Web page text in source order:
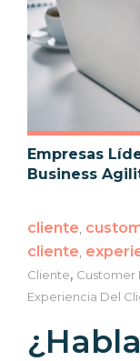
Empresas
Business
cliente
cliente
Cliente, Customer
Experiencia Del